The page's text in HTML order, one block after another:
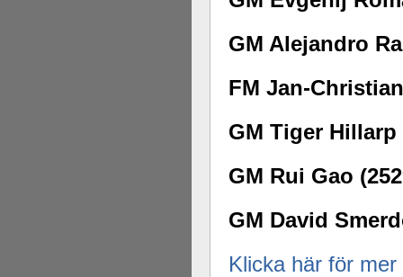
GM Alejandro
FM Jan-
GM Tiger Hillarp
GM Rui Gao
GM David
Klicka här för